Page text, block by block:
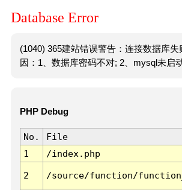
Database Error
(1040) 365建站错误警告：连接数据库失
因：1、数据库密码不对; 2、mysql未启动
PHP Debug
No. File
1
/index.php
2 /source/function/